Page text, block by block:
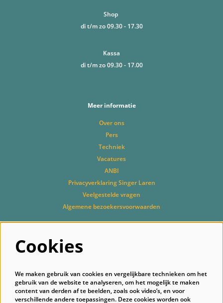
Shop
di t/m zo 09.30 - 17.30
Kassa
di t/m zo 09.30 - 17.00
Meer informatie
Over ons
Pers
Techniek
Vacatures
ANBI
Privacyverklaring Singer Laren
Veelgestelde vragen
Algemene bezoekersvoorwaarden
Cookies
We maken gebruik van cookies en vergelijkbare technieken om het
gebruik van de website te analyseren, om het mogelijk te maken
content van derden af te beelden, zoals ook video’s, en voor
verschillende andere toepassingen. Deze cookies worden ook